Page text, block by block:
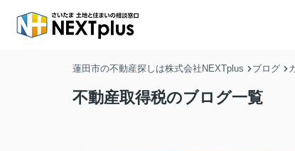
蓮田市の不動産探しは株式会社NEXTplus ブログ
不動産取得税のブログ一覧